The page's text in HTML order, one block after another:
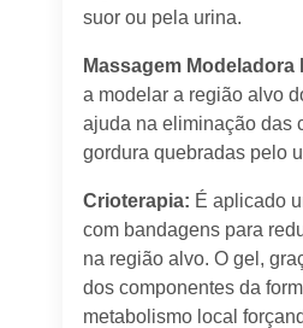
suor ou pela urina.
Massagem Modeladora
a modelar a região alvo
ajuda na eliminação das
gordura quebradas pelo
Crioterapia: É aplicado
com bandagens para
na região alvo. O gel,
dos componentes da
metabolismo local